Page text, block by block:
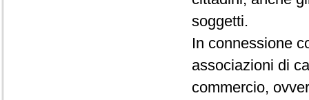
soggetti.
In connessione
associazioni di
commercio,